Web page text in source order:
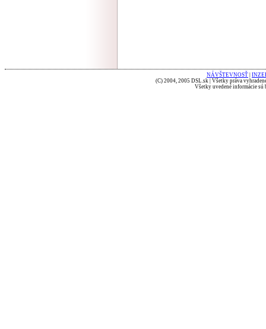
NÁVŠTEVNOSŤ
(C) 2004, 2005 DSL.sk | Všetky práva
Všetky uvedené informácie sú